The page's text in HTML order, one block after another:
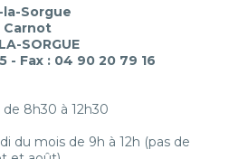
la-Sorgue
Carnot
SORGUE
- Fax : 04 90 20 79 16
8h30 à 12h30
du mois de 9h à 12h (pas de